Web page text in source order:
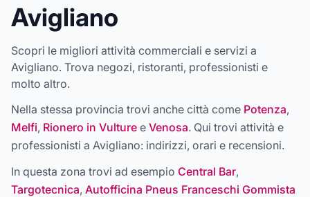
Avigliano
Scopri le migliori attività commerciali e servizi a
Avigliano. Trova negozi, ristoranti, professionisti e
molto altro.
Nella stessa provincia trovi anche città come Potenza,
Melfi, Rionero in Vulture e Venosa. Qui trovi attività e
professionisti a Avigliano: indirizzi, orari e recensioni.
In questa zona trovi ad esempio Central Bar,
Targotecnica, Autofficina Pneus Franceschi Gommista